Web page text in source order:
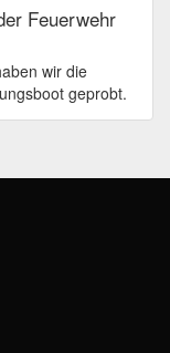
Feuerwehr
wir die
geprobt.